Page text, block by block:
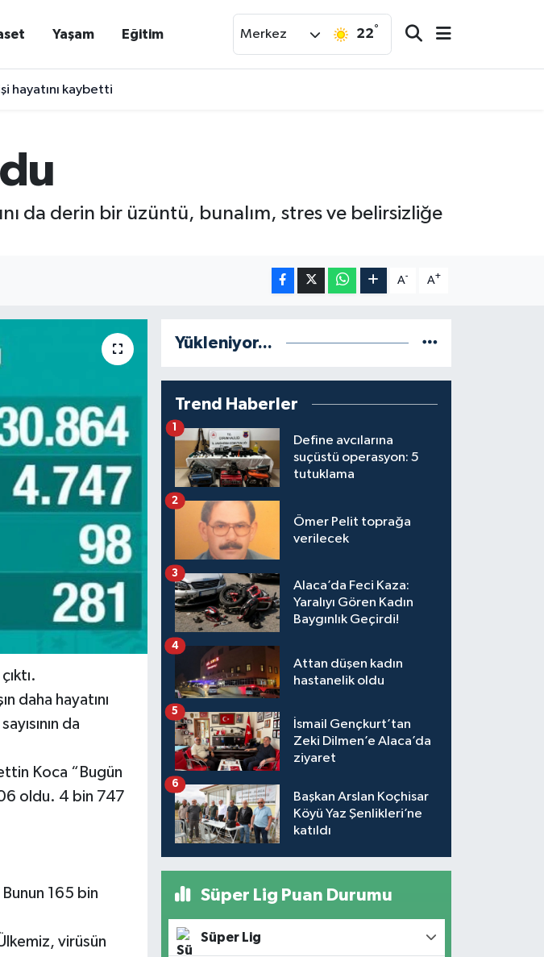
Yaşam Eğitim Merkez 22°
hayatını kaybetti
da derin bir üzüntü, bunalım, stres ve belirsizliğe
A- A+
daha hayatını
da
Koca “Bugün
oldu. 4 bin 747
165 bin
virüsün
Yükleniyor...
Trend Haberler
Define avcılarına
suçüstü operasyon: 5
tutuklama
1
Ömer Pelit toprağa
verilecek
2
Alaca’da Feci Kaza:
Yaralıyı Gören Kadın
Baygınlık Geçirdi!
3
Attan düşen kadın
hastanelik oldu
4
İsmail Gençkurt’tan
Zeki Dilmen’e Alaca’da
ziyaret
5
Başkan Arslan Koçhisar
Köyü Yaz Şenlikleri’ne
katıldı
6
Süper Lig Puan Durumu
Süper Lig